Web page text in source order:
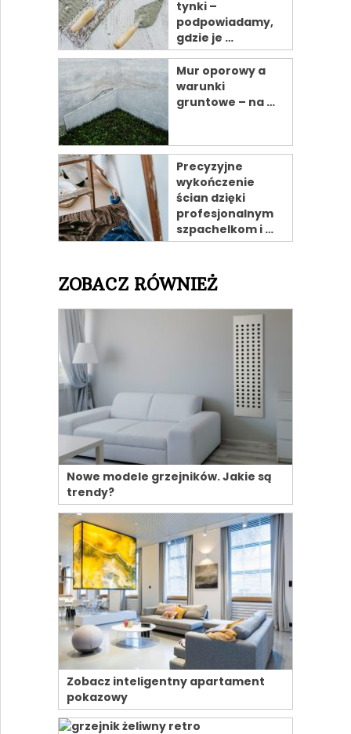
tynki –
podpowiadamy,
gdzie je …
Mur oporowy a
warunki
gruntowe – na …
Precyzyjne
wykończenie
ścian dzięki
profesjonalnym
szpachelkom i …
ZOBACZ RÓWNIEŻ
Nowe modele grzejników. Jakie są
trendy?
Zobacz inteligentny apartament
pokazowy